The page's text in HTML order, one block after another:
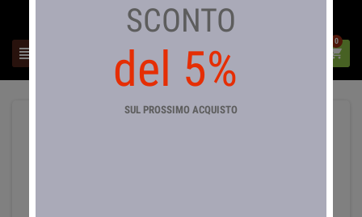
 
0
SCONTO
del 5%
SUL PROSSIMO ACQUISTO